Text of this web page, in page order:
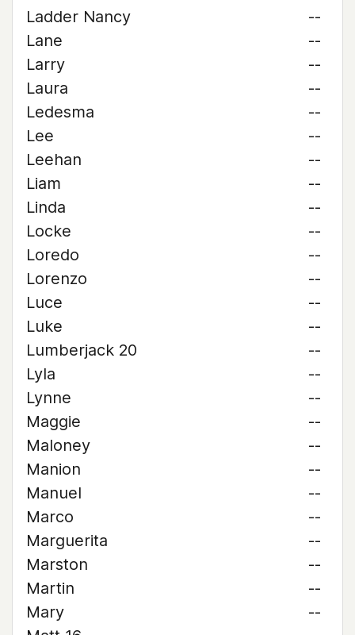
Ladder Nancy
--
Lane
--
Larry
--
Laura
--
Ledesma
--
Lee
--
Leehan
--
Liam
--
Linda
--
Locke
--
Loredo
--
Lorenzo
--
Luce
--
Luke
--
Lumberjack 20
--
Lyla
--
Lynne
--
Maggie
--
Maloney
--
Manion
--
Manuel
--
Marco
--
Marguerita
--
Marston
--
Martin
--
Mary
--